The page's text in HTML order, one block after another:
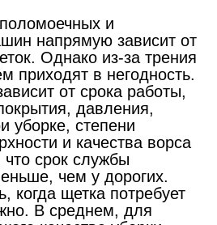
и
напрямую зависит от
Однако из-за трения
приходят в негодность.
от срока работы,
давления,
уборке, степени
и качества ворса
срок службы
чем у дорогих.
когда щетка потребует
В среднем, для